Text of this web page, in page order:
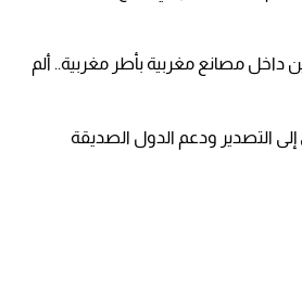
داخل مصانع مغربية بأطر مغربية.. ألم
إلى التصدير ودعم الدول الصديقة